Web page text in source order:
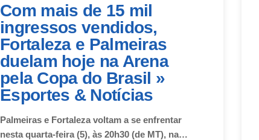
Com mais de 15 mil
ingressos vendidos,
Fortaleza e Palmeiras
duelam hoje na Arena
pela Copa do Brasil »
Esportes & Notícias
Palmeiras e Fortaleza voltam a se enfrentar
nesta quarta-feira (5), às 20h30 (de MT), na…